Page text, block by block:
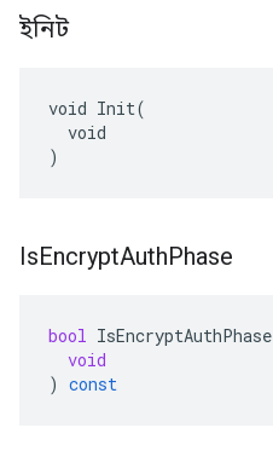
ইনিট
void Init(
  void
)
IsEncryptAuthPhase
bool IsEncryptAuthPhase
void
) const